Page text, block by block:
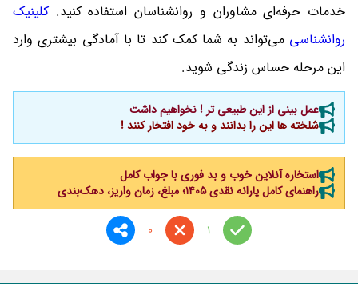
خدمات حرفه‌ای مشاوران و روانشناسان استفاده کنید. کلینیک
روانشناسی می‌تواند به شما کمک کند تا با آمادگی بیشتری وارد
این مرحله حساس زندگی شوید.
عمل بینی از این طبیعی تر ! نخواهیم داشت
شلخته ها این را بدانند و به خود افتخار کنند !
استخاره آنلاین خوب و بد فوری با جواب کامل
راهنمای کامل یارانه نقدی ۱۴۰۵؛ مبلغ، زمان واریز، دهک‌بندی
1
0